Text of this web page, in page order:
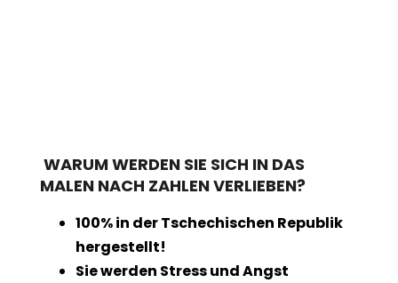
WARUM WERDEN SIE SICH IN DAS
MALEN NACH ZAHLEN VERLIEBEN?
100% in der Tschechischen Republik
hergestellt!
Sie werden Stress und Angst